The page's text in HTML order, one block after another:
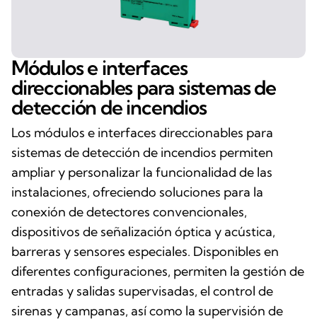
Módulos e interfaces
direccionables para sistemas de
detección de incendios
Los módulos e interfaces direccionables para
sistemas de detección de incendios permiten
ampliar y personalizar la funcionalidad de las
instalaciones, ofreciendo soluciones para la
conexión de detectores convencionales,
dispositivos de señalización óptica y acústica,
barreras y sensores especiales. Disponibles en
diferentes configuraciones, permiten la gestión de
entradas y salidas supervisadas, el control de
sirenas y campanas, así como la supervisión de